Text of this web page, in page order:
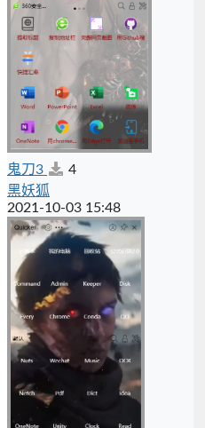
鬼刀3
4
黑妖狐
2021-10-03 15:48